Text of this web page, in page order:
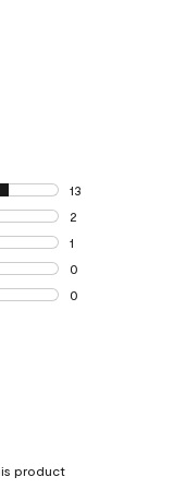
13
13 reviews with
2
2 reviews with 4
1
1 review with 3
0
0 reviews with 2
0
product